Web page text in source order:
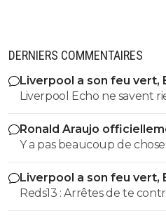
DERNIERS COMMENTAIRES
Liverpool a son feu vert,
Liverpool Echo ne savent
Il n'y a que Reds13 qui sait
Ronald Araujo
Y a pas beaucoup de choses qui
c'est un ailier il joue
Liverpool a son feu vert,
Reds13 : Arrêtes de te
une memoire de poisson